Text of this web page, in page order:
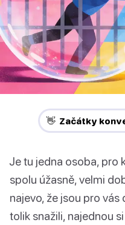
👋 Začátky
Je tu jedna osoba, pro
spolu úžasně, velmi
najevo, že jsou pro vás
tolik snažili, najednou